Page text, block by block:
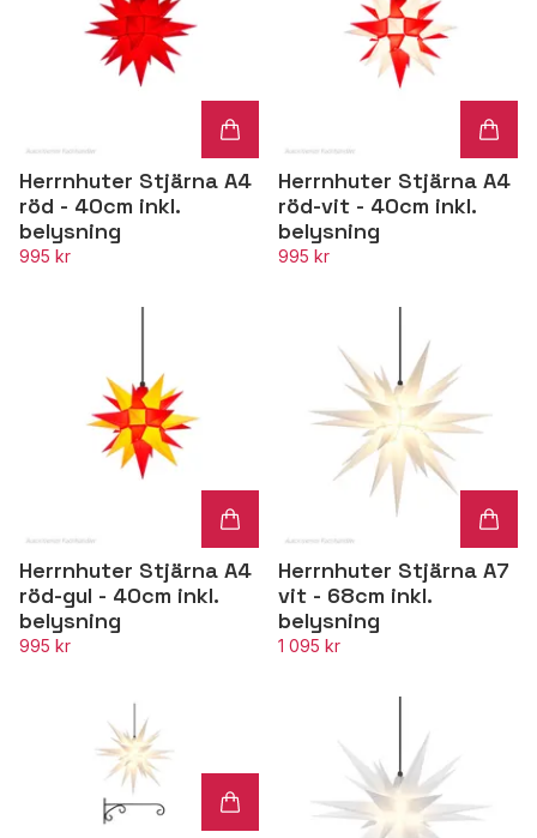
Herrnhuter Stjärna A4
röd - 40cm inkl.
belysning
995 kr
Herrnhuter Stjärna A4
röd-vit - 40cm inkl.
belysning
995 kr
Herrnhuter Stjärna A4
röd-gul - 40cm inkl.
belysning
995 kr
Herrnhuter Stjärna A7
vit - 68cm inkl.
belysning
1 095 kr